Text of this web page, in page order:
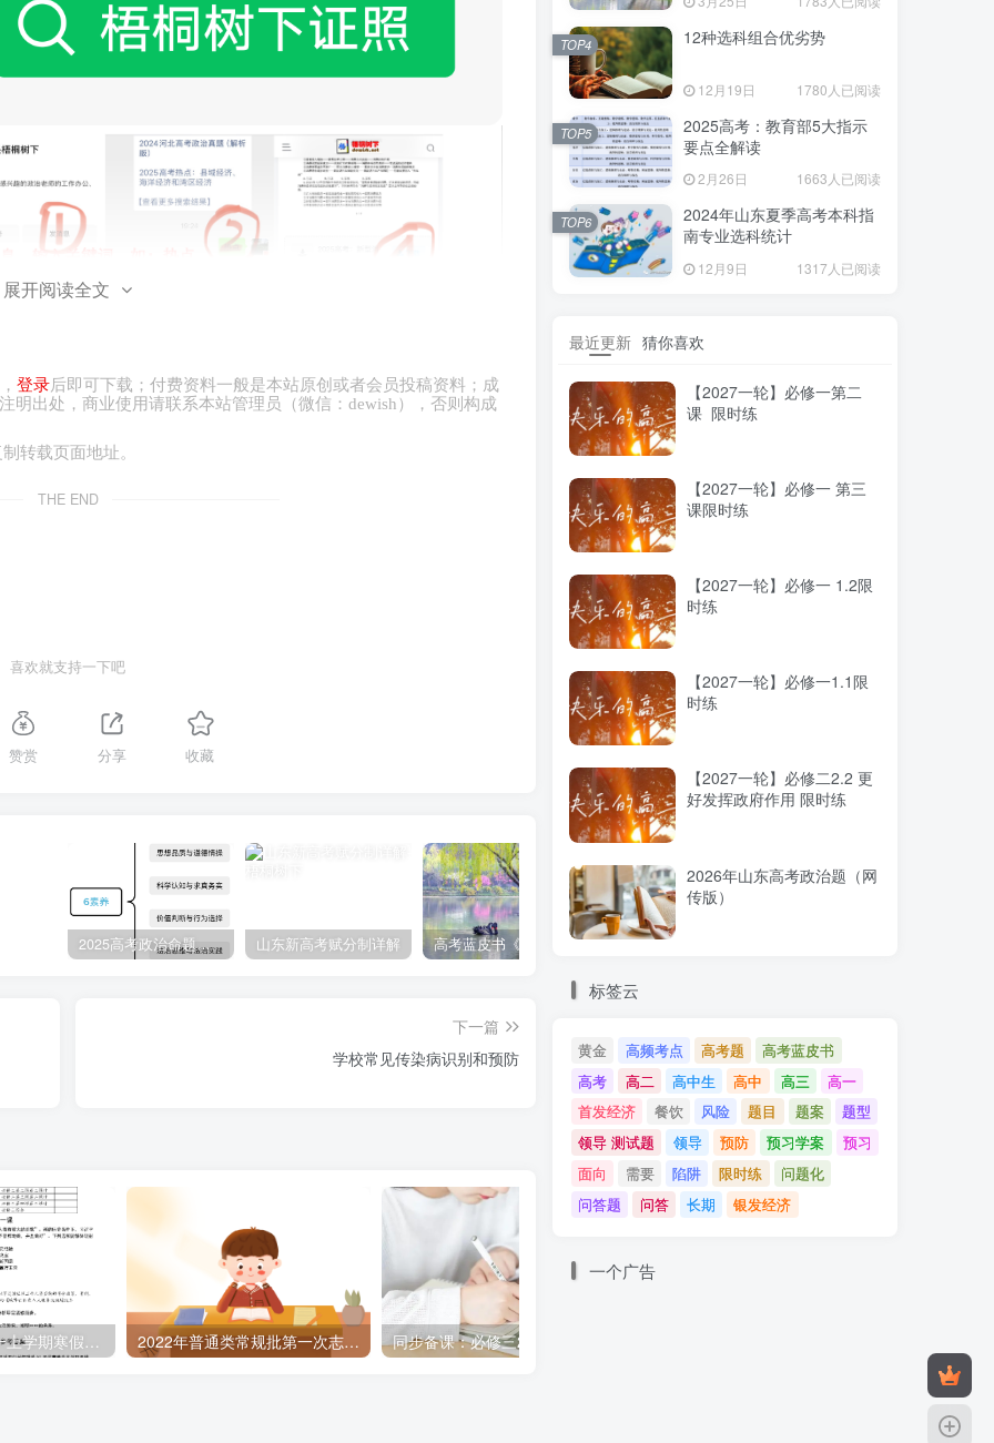
展开阅读全文
登录后即可下载；付费资料一般是本站原创或者会员投稿资料；成
明出处，商业使用请联系本站管理员（微信： dewish ），否则构成
转载页面地址。
THE END
喜欢就支持一下吧
赞赏 分享 收藏
2025高考政治命题纲要解读 山东新高考赋分制详解 高考蓝皮书《高考研究报告（2025）》出版发行 12种选科组合优劣势
下一篇
学校常见传染病识别和预防
【内部材料】高一上学期寒假作业 2022年普通类常规批第一次志愿投档情况表
12种选科组合优劣势
12月19日 1780人已阅读
TOP4
2025高考：教育部5大指示
要点全解读
2月26日 1663人已阅读
TOP5
2024年山东夏季高考本科指
南专业选科统计
12月9日 1317人已阅读
TOP6
最近更新 猜你喜欢
【2027一轮】必修一第二
课 限时练
【2027一轮】必修一 第三
课限时练
【2027一轮】必修一 1.2限
时练
【2027一轮】必修一1.1限
时练
【2027一轮】必修二2.2 更
好发挥政府作用 限时练
2026年山东高考政治题（网
传版）
标签云
黄金 高频考点 高考题
高考蓝皮书
高考
高二 高中生 高中 高三
高一
首发经济
餐饮 风险 题目 题案
题型
领导 测试题
领导 预防 预习学案
预习
面向
需要 陷阱 限时练
问题化
问答题
问答 长期 银发经济
一个广告